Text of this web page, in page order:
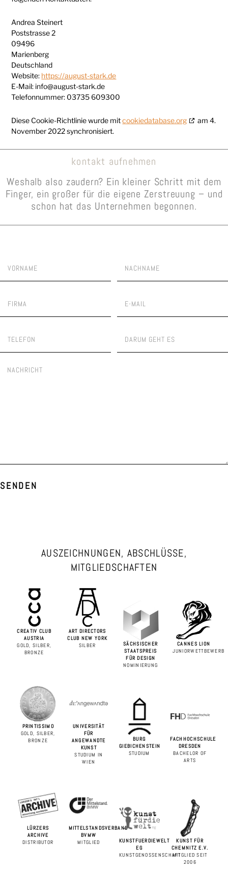
Andrea Steinert
Poststrasse 2
09496
Marienberg
Deutschland
Website: https://august-stark.de
E-Mail: info@august-stark.de
Telefonnummer: 03735 609300
Diese Cookie-Richtlinie wurde mitcookiedatabase.org
am 4.
November 2022 synchronisiert.
kontakt aufnehmen
Weshalb also zaudern? Ein kleiner Schritt mit dem
Finger, ein großer für die eigene Zerstreuung – und
schon hat das Unternehmen begonnen.
SENDEN
AUSZEICHNUNGEN, ABSCHLÜSSE,
MITGLIEDSCHAFTEN
CREATIV CLUB
AUSTRIA
GOLD, SILBER,
BRONZE
ART DIRECTORS
CLUB NEW YORK
SILBER
SÄCHSISCHER
STAATSPREIS
FÜR DESIGN
NOMINIERUNG
CANNES LION
JUNIORWETTBEWERB
PRINTISSIMO
GOLD, SILBER,
BRONZE
UNIVERSITÄT
FÜR
ANGEWANDTE
KUNST
STUDIUM IN
WIEN
BURG
GIEBICHENSTEIN
STUDIUM
FACHHOCHSCHULE
DRESDEN
BACHELOR OF
ARTS
LÜRZERS
ARCHIVE
DISTRIBUTOR
MITTELSTANDSVERBAND
BVMW
MITGLIED
KUNSTFUERDIEWELT
EG
KUNSTGENOSSENSCHAFT
KUNST FÜR
CHEMNITZ E.V.
MITGLIED SEIT
2006